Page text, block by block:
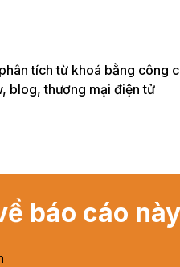
tích từ khoá bằng công
blog, thương mại điện tử
báo cáo này